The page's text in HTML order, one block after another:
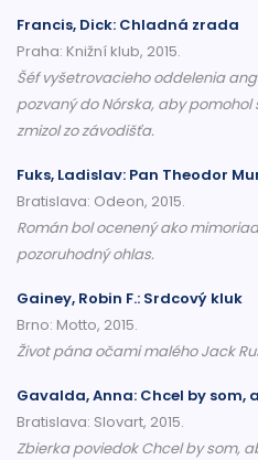
Francis, Dick: Chladná zrada
Praha: Knižní klub, 2015.
Šéf vyšetrovacieho oddelenia
pozvaný do Nórska, aby
zmizol zo závodišťa.
Fuks, Ladislav: Pan Theodor
Bratislava: Odeon, 2015.
Román bol ocenený ako
pozoruhodný ohlas.
Gainey, Robin F.: Srdcový kluk
Brno: Motto, 2015.
Život pána očami malého Jack
Gavalda, Anna: Chcel by
Bratislava: Slovart, 2015.
Zbierka poviedok Chcel by som,